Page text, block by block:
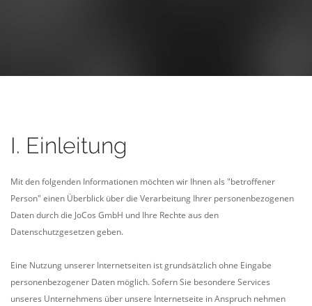
I. Einleitung
Mit den folgenden Informationen möchten wir Ihnen als "betroffener
Person" einen Überblick über die Verarbeitung Ihrer personenbezogenen
Daten durch die JoCos GmbH und Ihre Rechte aus den
Datenschutzgesetzen geben.
Eine Nutzung unserer Internetseiten ist grundsätzlich ohne Eingabe
personenbezogener Daten möglich. Sofern Sie besondere Services
unseres Unternehmens über unsere Internetseite in Anspruch nehmen